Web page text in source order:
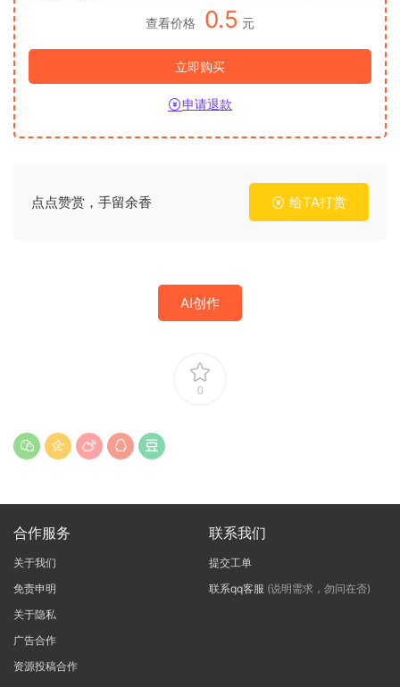
查看价格 0.5 元
立即购买
申请退款
点点赞赏，手留余香 给TA打赏
AI创作
0
合作服务
关于我们
免责申明
关于隐私
广告合作
资源投稿合作
联系我们
提交工单
联系qq客服 (说明需求，勿问在否)